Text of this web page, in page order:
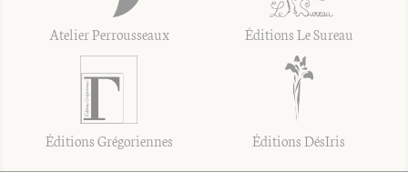
Atelier Perrousseaux Éditions Le Sureau
Éditions Grégoriennes Éditions DésIris